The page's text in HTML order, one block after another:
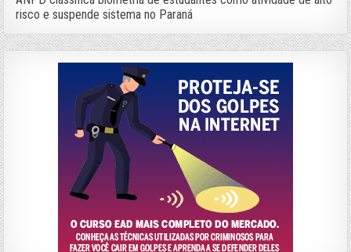
risco e suspende sistema no Paraná